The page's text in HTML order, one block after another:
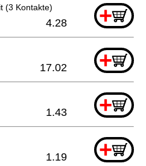
(3 Kontakte) +
4.28
+
17.02
+
1.43
+
1.19